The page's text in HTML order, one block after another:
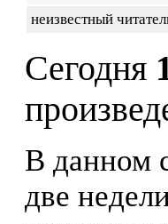
неизвестный
Сегодня
В данном
две